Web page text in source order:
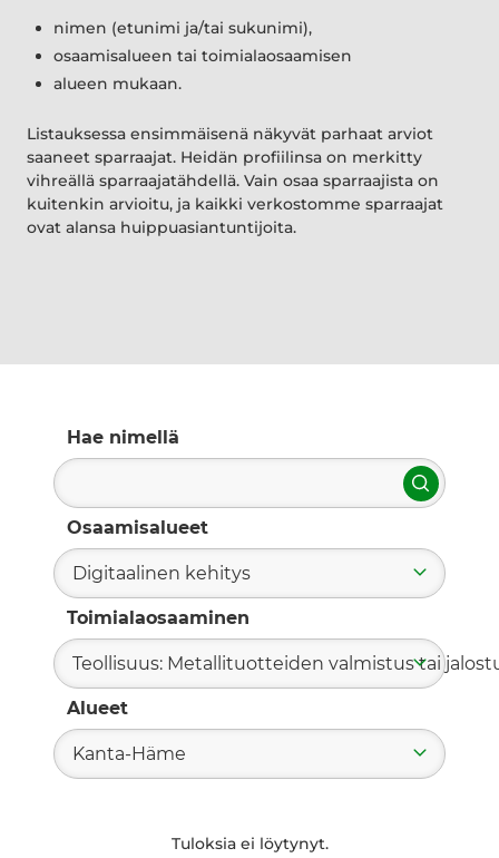
nimen (etunimi ja/tai sukunimi),
osaamisalueen tai toimialaosaamisen
alueen mukaan.
Listauksessa ensimmäisenä näkyvät parhaat arviot
saaneet sparraajat. Heidän profiilinsa on merkitty
vihreällä sparraajatähdellä. Vain osaa sparraajista on
kuitenkin arvioitu, ja kaikki verkostomme sparraajat
ovat alansa huippuasiantuntijoita.
Hae nimellä
Hae
Osaamisalueet
Digitaalinen kehitys
Toimialaosaaminen
Teollisuus: Metallituotteiden valmistus tai
Alueet
Kanta-Häme
Tuloksia ei löytynyt.